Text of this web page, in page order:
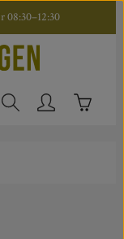
08:30–12:30